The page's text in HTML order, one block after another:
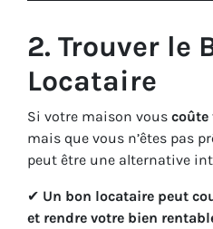
2. Trouver le
Locataire
Si votre maison vous coûte
mais que vous n’êtes pas
peut être une alternative
✔ Un bon locataire peut
et rendre votre bien